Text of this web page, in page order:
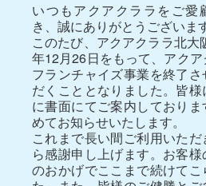
いつもアクアクララをご愛顧いただ
き、誠にありがとうございます
このたび、アクアクララ北大阪は2024
年12月26日をもって、アク
フランチャイズ事業を終了さ
だくこととなりました。皆
に書面にてご案内しておりま
めてお知らせいたします。
これまで長い間ご利用いただき、心か
ら感謝申し上げます。お客様
のおかげでここまで続けてこ